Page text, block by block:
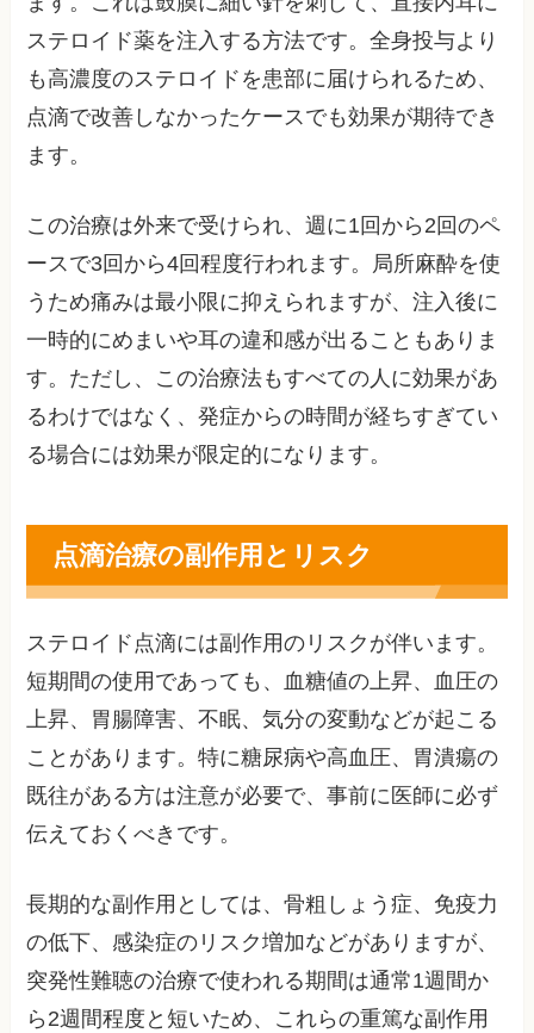
ステロイド薬を注入する方法です。全身投与より
も高濃度のステロイドを患部に届けられるため、
点滴で改善しなかったケースでも効果が期待でき
ます。
この治療は外来で受けられ、週に1回から2回のペ
ースで3回から4回程度行われます。局所麻酔を使
うため痛みは最小限に抑えられますが、注入後に
一時的にめまいや耳の違和感が出ることもありま
す。ただし、この治療法もすべての人に効果があ
るわけではなく、発症からの時間が経ちすぎてい
る場合には効果が限定的になります。
点滴治療の副作用とリスク
ステロイド点滴には副作用のリスクが伴います。
短期間の使用であっても、血糖値の上昇、血圧の
上昇、胃腸障害、不眠、気分の変動などが起こる
ことがあります。特に糖尿病や高血圧、胃潰瘍の
既往がある方は注意が必要で、事前に医師に必ず
伝えておくべきです。
長期的な副作用としては、骨粗しょう症、免疫力
の低下、感染症のリスク増加などがありますが、
突発性難聴の治療で使われる期間は通常1週間か
ら2週間程度と短いため、これらの重篤な副作用